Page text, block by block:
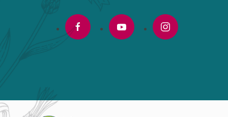
facebook youtube instagram